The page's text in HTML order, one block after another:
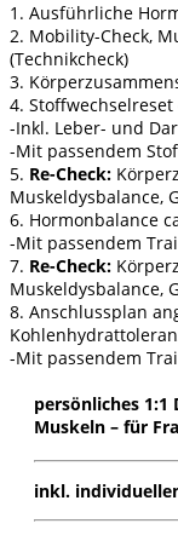
1. Ausführliche
2. Mobility-Check,
(Technikcheck)
3.
4.
-Inkl. Leber- und
-Mit passendem
5. Re-Check:
Muskeldysbalance,
6. Hormonbalance
-Mit passendem
7. Re-Check:
Muskeldysbalance,
8. Anschlussplan
-Mit passendem
persönliches 1:1
Muskeln – für
inkl.